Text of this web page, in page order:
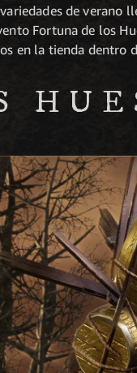
de verano
Fortuna de los
en la tienda dentro